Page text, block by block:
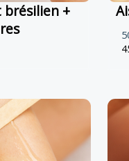
brésilien +